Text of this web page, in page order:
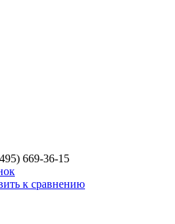
669-36-15
к сравнению